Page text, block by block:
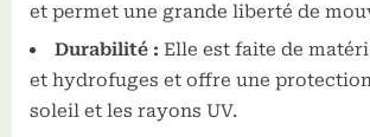
et permet une grande liberté de
Durabilité : Elle est faite de
et hydrofuges et offre une
soleil et les rayons UV.